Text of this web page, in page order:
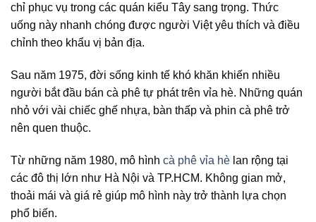
chỉ phục vụ trong các quán kiểu Tây sang trọng. Thức
uống này nhanh chóng được người Việt yêu thích và điều
chỉnh theo khẩu vị bản địa.
Sau năm 1975, đời sống kinh tế khó khăn khiến nhiều
người bắt đầu bán cà phê tự phát trên vỉa hè. Những quán
nhỏ với vài chiếc ghế nhựa, bàn thấp và phin cà phê trở
nên quen thuộc.
Từ những năm 1980, mô hình cà phê vỉa hè lan rộng tại
các đô thị lớn như Hà Nội và TP.HCM. Không gian mở,
thoải mái và giá rẻ giúp mô hình này trở thành lựa chọn
phổ biến.